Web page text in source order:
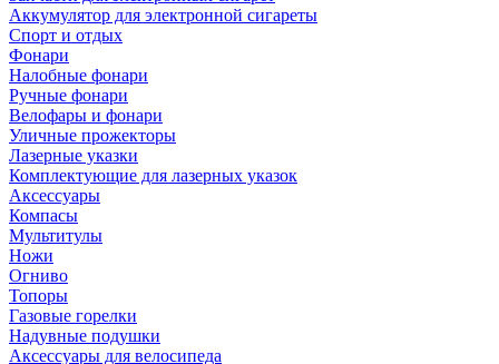
Аккумулятор для электронной сигареты
Спорт и отдых
Фонари
Налобные фонари
Ручные фонари
Велофары и фонари
Уличные прожекторы
Лазерные указки
Комплектующие для лазерных указок
Аксессуары
Компасы
Мультитулы
Ножи
Огниво
Топоры
Газовые горелки
Надувные подушки
Аксессуары для велосипеда